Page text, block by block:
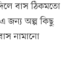
বাস ঠিকমতো
জন্য অল্প কিছু
নামানো